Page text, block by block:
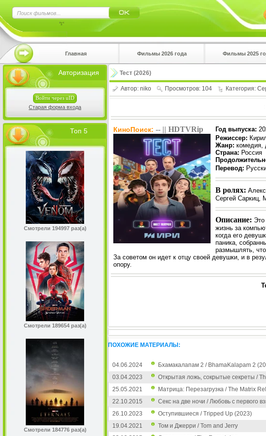
Главная Фильмы 2026 года Фильмы 2025
Авторизация
Войти через uID
Старая форма входа
Топ 5
Смотрели 194997 раз(а)
Смотрели 189654 раз(а)
Смотрели 184776 раз(а)
Тест (2026)
Автор: niko Просмотров: 104 Категория:
КиноПоиск: -- || HDTVRip Год выпуска:
Режиссер:
Жанр: комедия,
Страна: Россия
Перевод:
В ролях:
Сергей Саркиц,
Описание:
жизнь за
когда его
паника,
размышлять,
За советом он идет к отцу своей девушки, и в
опору.
Нажмите на в
верхнем углу!!!
ПОХОЖИЕ МАТЕРИАЛЫ:
04.06.2024 Бхамакалапам 2 / BhamaKalapam 2
03.04.2023
Открытая ложь, сокрытые секреты /
25.05.2021
Матрица: Перезагрузка / The Matrix
22.10.2015
Секс на две ночи / Любовь с первого
26.10.2023
Оступившиеся / Tripped Up (2023)
19.04.2021
Том и Джерри / Tom and Jerry